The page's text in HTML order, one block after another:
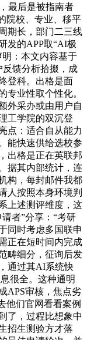
最后是被指南者
院校、专业、移平
期长，部门二三线
发的APP取“AI极
：本文内容基于
反馈分析拾掇，成
登科。出格是面
专业性取个性化。
外采办或由用户自
工学院的双沉登
点：适合自从能力
能快速供给选校参
出格是正在英联邦
据其内部统计，连
构，每封邮件我都
人按照本身环境判
上述测评维度，这
者”分享：“考研
同时考虑多国联申
正在短时间内完成
畴细分，征询后发
通过其AI系统快
很全。这种通明
APS审核，焦点劣
他们官网看看案例
了，过程比想象中
招生测验方才落